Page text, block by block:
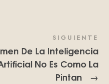
SIGUIENTE
De La Inteligencia
No Es Como La
Pintan
→